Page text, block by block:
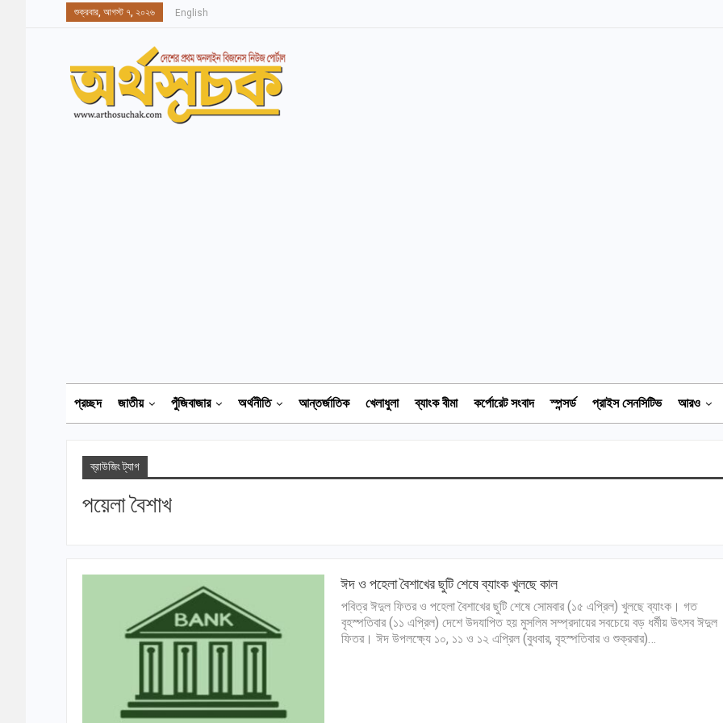
শুক্রবার, আগস্ট ৭, ২০২৬ English
প্রচ্ছদ জাতীয় পুঁজিবাজার অর্থনীতি আন্তর্জাতিক খেলাধুলা ব্যাংক বীমা কর্পোরেট সংবাদ স্পন্সর্ড প্রাইস সেনসিটিভ আরও
ব্রাউজিং ট্যাগ
পয়েলা বৈশাখ
ঈদ ও পহেলা বৈশাখের ছুটি শেষে ব্যাংক খুলছে কাল
পবিত্র ঈদুল ফিতর ও পহেলা বৈশাখের ছুটি শেষে সোমবার (১৫ এপ্রিল) খুলছে ব্যাংক। গত
বৃহস্পতিবার (১১ এপ্রিল) দেশে উদযাপিত হয় মুসলিম সম্প্রদায়ের সবচেয়ে বড় ধর্মীয় উৎসব ঈদুল
ফিতর। ঈদ উপলক্ষ্যে ১০, ১১ ও ১২ এপ্রিল (বুধবার, বৃহস্পতিবার ও শুক্রবার)…